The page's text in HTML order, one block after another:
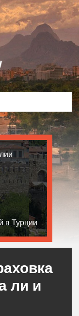
в Турции
ли и